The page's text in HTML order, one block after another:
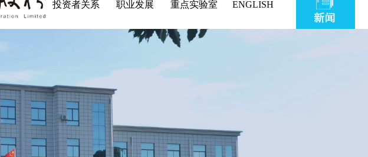
投资者关系 职业发展 重点实验室 ENGLISH